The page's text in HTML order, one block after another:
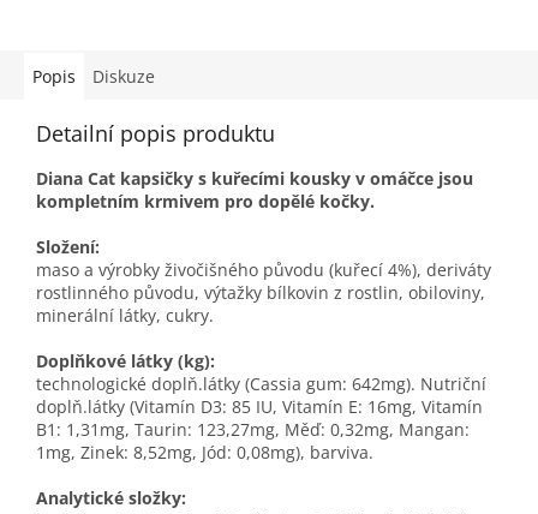
Popis Diskuze
Detailní popis produktu
Diana Cat kapsičky s kuřecími kousky v omáčce jsou
kompletním krmivem pro dopělé kočky.
Složení:
maso a výrobky živočišného původu (kuřecí 4%), deriváty
rostlinného původu, výtažky bílkovin z rostlin, obiloviny,
minerální látky, cukry.
Doplňkové látky (kg):
technologické doplň.látky (Cassia gum: 642mg). Nutriční
doplň.látky (Vitamín D3: 85 IU, Vitamín E: 16mg, Vitamín
B1: 1,31mg, Taurin: 123,27mg, Měď: 0,32mg, Mangan:
1mg, Zinek: 8,52mg, Jód: 0,08mg), barviva.
Analytické složky: